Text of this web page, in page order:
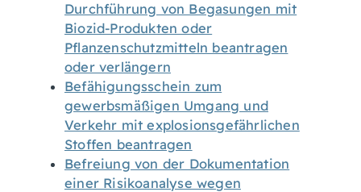
Durchführung von Begasungen mit
Biozid-Produkten oder
Pflanzenschutzmitteln beantragen
oder verlängern
Befähigungsschein zum
gewerbsmäßigen Umgang und
Verkehr mit explosionsgefährlichen
Stoffen beantragen
Befreiung von der Dokumentation
einer Risikoanalyse wegen